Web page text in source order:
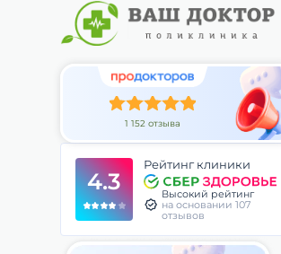
1 152 отзыва
4.3
Рейтинг клиники
Высокий рейтинг
на основании 107
отзывов